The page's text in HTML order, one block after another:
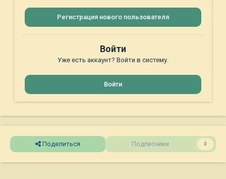
Регистрация нового пользователя
Войти
Уже есть аккаунт? Войти в систему.
Войти
Поделиться Подписчики 0